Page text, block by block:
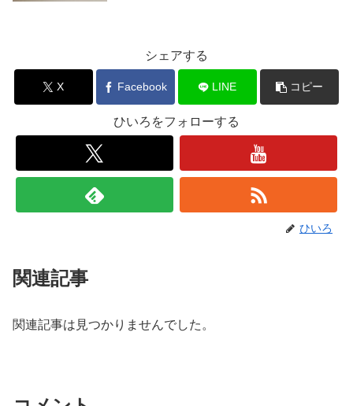
シェアする
X Facebook LINE コピー
ひいろをフォローする
ひいろ
関連記事
関連記事は見つかりませんでした。